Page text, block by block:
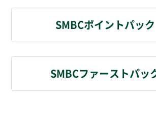
SMBCポイントパック
SMBCファーストパッ